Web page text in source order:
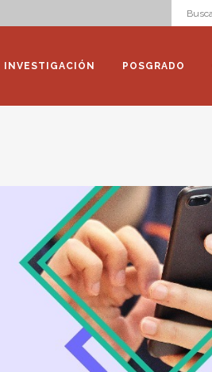
INVESTIGACIÓN POSGRADO